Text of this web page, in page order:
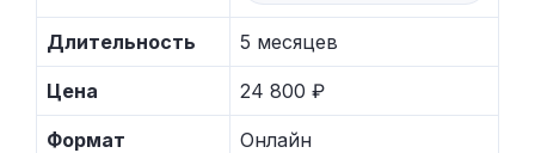
Длительность 5 месяцев
Цена 24 800 ₽
Формат Онлайн